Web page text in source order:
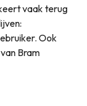
vaak terug
Ook
Bram